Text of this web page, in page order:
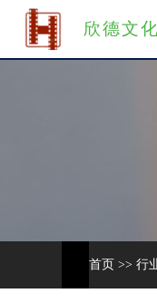
欣德文化
首页 >> 行